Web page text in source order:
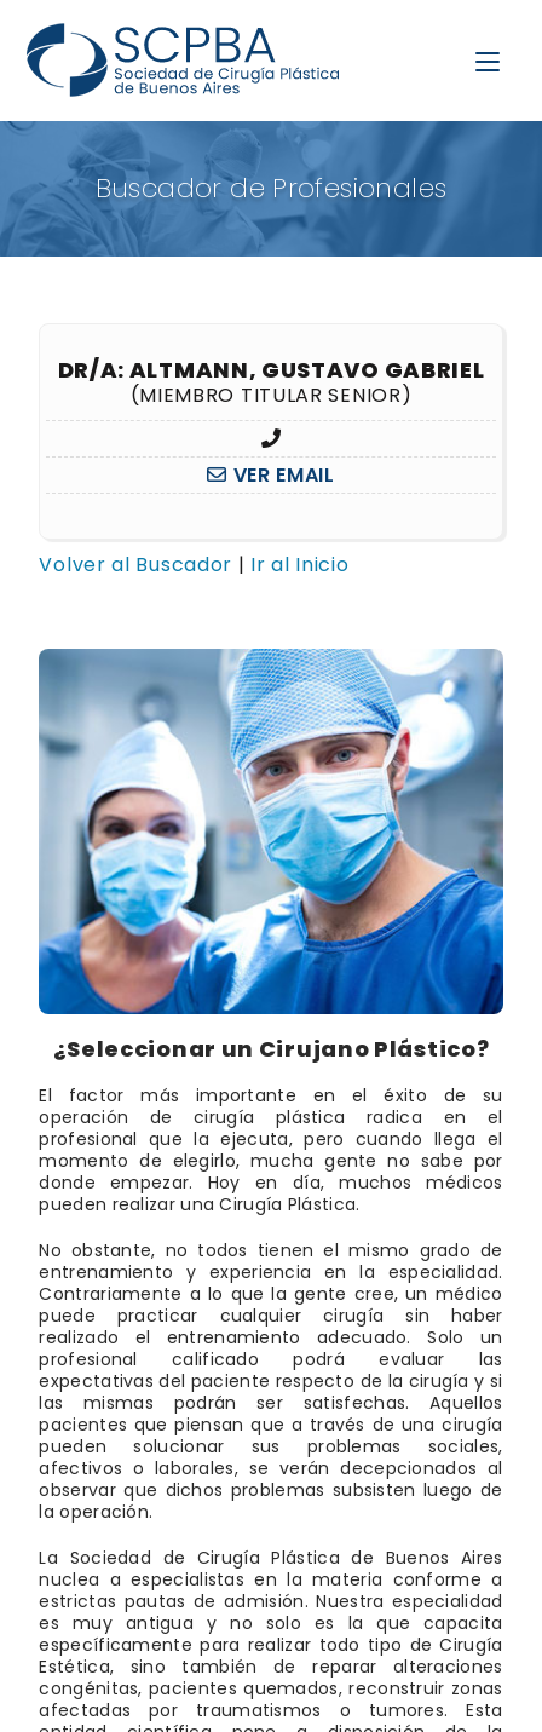
Buscador de Profesionales
DR/A: ALTMANN, GUSTAVO GABRIEL
(MIEMBRO TITULAR SENIOR)
VER EMAIL
Volver al Buscador | Ir al Inicio
¿Seleccionar un Cirujano Plástico?
El factor más importante en el éxito de su
operación de cirugía plástica radica en el
profesional que la ejecuta, pero cuando llega el
momento de elegirlo, mucha gente no sabe por
donde empezar. Hoy en día, muchos médicos
pueden realizar una Cirugía Plástica.
No obstante, no todos tienen el mismo grado de
entrenamiento y experiencia en la especialidad.
Contrariamente a lo que la gente cree, un médico
puede practicar cualquier cirugía sin haber
realizado el entrenamiento adecuado. Solo un
profesional calificado podrá evaluar las
expectativas del paciente respecto de la cirugía y si
las mismas podrán ser satisfechas. Aquellos
pacientes que piensan que a través de una cirugía
pueden solucionar sus problemas sociales,
afectivos o laborales, se verán decepcionados al
observar que dichos problemas subsisten luego de
la operación.
La Sociedad de Cirugía Plástica de Buenos Aires
nuclea a especialistas en la materia conforme a
estrictas pautas de admisión. Nuestra especialidad
es muy antigua y no solo es la que capacita
específicamente para realizar todo tipo de Cirugía
Estética, sino también de reparar alteraciones
congénitas, pacientes quemados, reconstruir zonas
afectadas por traumatismos o tumores. Esta